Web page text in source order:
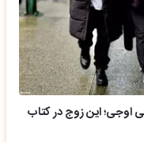
اوجی؛ این زوج در کتاب